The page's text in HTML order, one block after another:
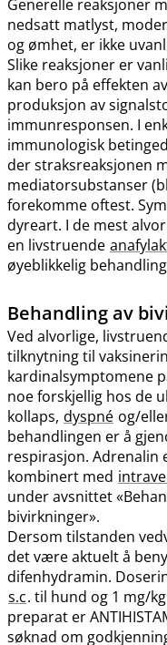
Generelle reaksjoner
nedsatt matlyst,
og ømhet, er ikke
Slike reaksjoner er
kan bero på effekten
produksjon av
immunresponsen. I
immunologisk
der straksreaksjonen
mediatorsubstanser
forekomme oftest.
dyreart. I de mest
en livstruende
øyeblikkelig
Behandling av
Ved alvorlige,
tilknytning til
kardinalsymptomene
noe forskjellig hos de
kollaps, dyspné og​/​
behandlingen er å
respirasjon. Adrenalin
kombinert med
under avsnittet
bivirkninger».
Dersom tilstanden
det være aktuelt å
difenhydramin.
s.c. til hund og 1 mg/kg
preparat er
søknad om